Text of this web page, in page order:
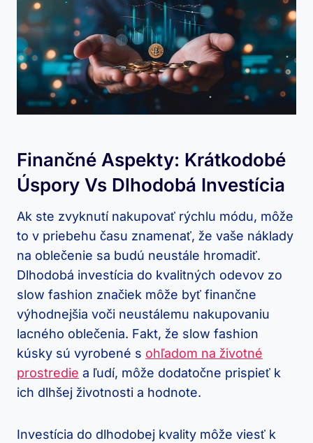
Finančné Aspekty: Krátkodobé
Úspory Vs Dlhodobá Investícia
Ak ste zvyknutí nakupovať rýchlu módu, môže
to v priebehu času znamenať, že vaše náklady
na oblečenie sa budú neustále hromadiť.
Dlhodobá investícia do kvalitných odevov zo
slow fashion značiek môže byť finančne
výhodnejšia voči neustálemu nakupovaniu
lacného oblečenia. Fakt, že slow fashion
kúsky sú vyrobené s ohľadom na životné
prostredie a ľudí, môže dodatočne prispieť k
ich dlhšej životnosti a hodnote.
Investícia do dlhodobej kvality môže viesť k